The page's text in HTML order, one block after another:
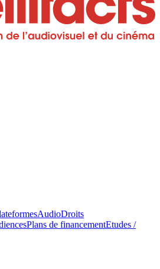
AudioDroits
Plans de financementEtudes /